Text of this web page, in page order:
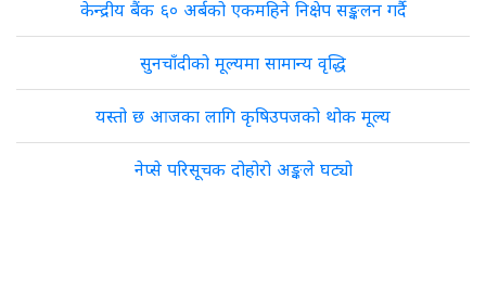
केन्द्रीय बैंक ६० अर्बको एकमहिने निक्षेप सङ्कलन गर्दै
सुनचाँदीको मूल्यमा सामान्य वृद्धि
यस्तो छ आजका लागि कृषिउपजको थोक मूल्य
नेप्से परिसूचक दोहोरो अङ्कले घट्यो